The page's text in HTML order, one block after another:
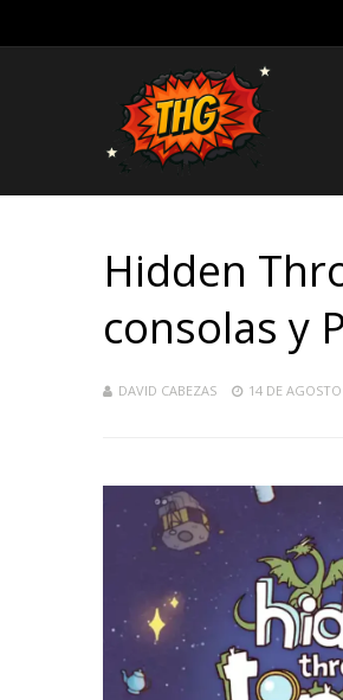
Hidden
consolas y
DAVID CABEZAS 14 DE